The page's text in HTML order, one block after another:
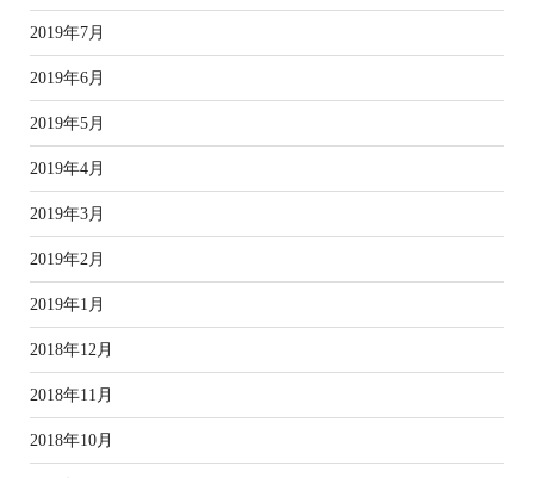
2019年7月
2019年6月
2019年5月
2019年4月
2019年3月
2019年2月
2019年1月
2018年12月
2018年11月
2018年10月